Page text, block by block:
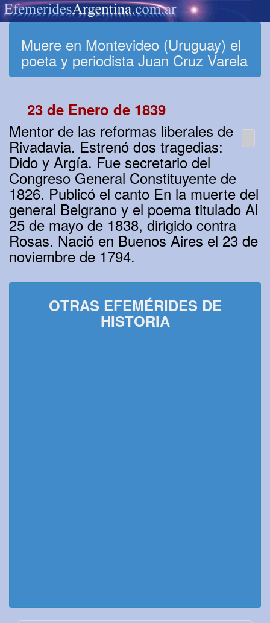
Muere en Montevideo (Uruguay) el
poeta y periodista Juan Cruz Varela
23 de Enero de 1839
Mentor de las reformas liberales de
Rivadavia. Estrenó dos tragedias:
Dido y Argía. Fue secretario del
Congreso General Constituyente de
1826. Publicó el canto En la muerte del
general Belgrano y el poema titulado Al
25 de mayo de 1838, dirigido contra
Rosas. Nació en Buenos Aires el 23 de
noviembre de 1794.
OTRAS EFEMÉRIDES DE
HISTORIA